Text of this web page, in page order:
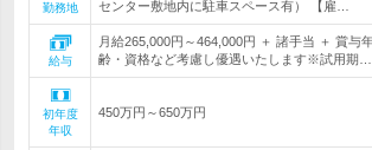
勤務地
センター敷地内に駐車スペース有） 【雇…
給与
月給265,000円～464,000円 ＋ 諸手当 ＋ 賞与
齢・資格など考慮し優遇いたします※試用期…
初年度
年収
450万円～650万円